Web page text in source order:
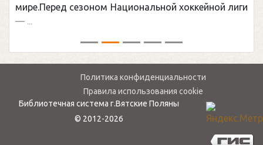
рассмотрены состав и полезные свойства
зерновых продуктов. Отдельное внимание
Политика конфиденциальности
Правила использования cookie